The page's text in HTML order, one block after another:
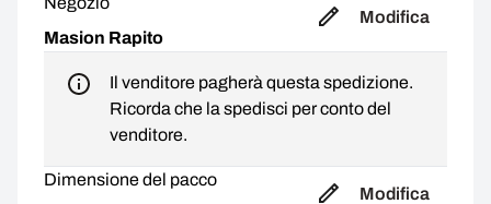
Masion Rapito
Modifica
Il venditore pagherà questa spedizione.
Ricorda che la spedisci per conto del
venditore.
Dimensione del pacco
Modifica